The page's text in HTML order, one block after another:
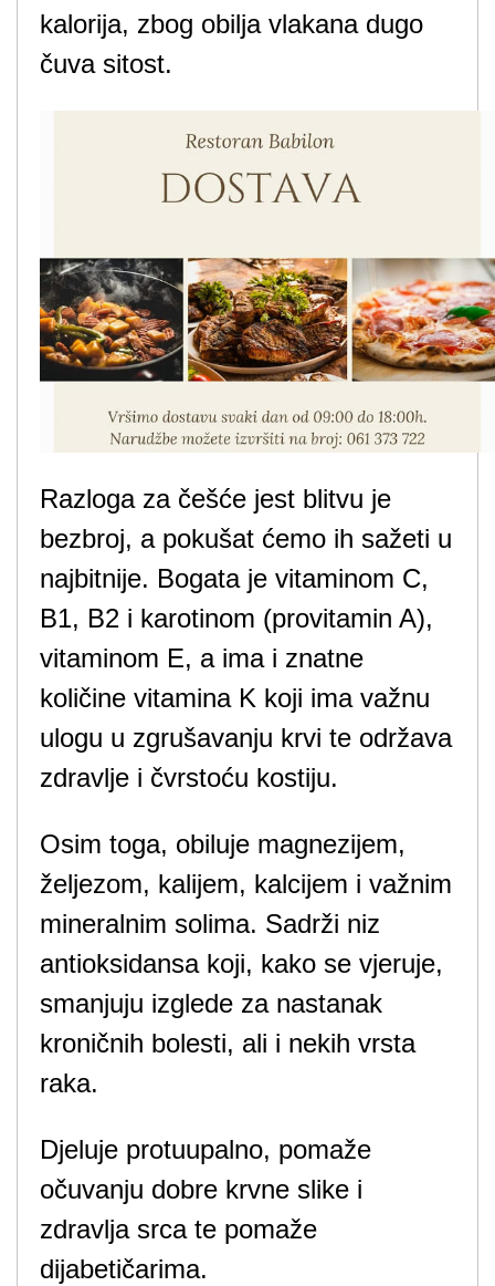
kalorija, zbog obilja vlakana dugo
čuva sitost.
Razloga za češće jest blitvu je
bezbroj, a pokušat ćemo ih sažeti u
najbitnije. Bogata je vitaminom C,
B1, B2 i karotinom (provitamin A),
vitaminom E, a ima i znatne
količine vitamina K koji ima važnu
ulogu u zgrušavanju krvi te održava
zdravlje i čvrstoću kostiju.
Osim toga, obiluje magnezijem,
željezom, kalijem, kalcijem i važnim
mineralnim solima. Sadrži niz
antioksidansa koji, kako se vjeruje,
smanjuju izglede za nastanak
kroničnih bolesti, ali i nekih vrsta
raka.
Djeluje protuupalno, pomaže
očuvanju dobre krvne slike i
zdravlja srca te pomaže
dijabetičarima.